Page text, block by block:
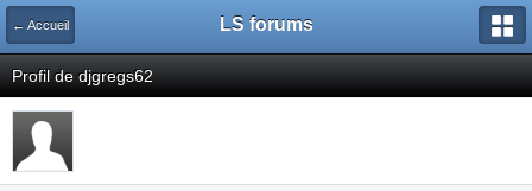
← Accueil LS forums
Profil de djgregs62